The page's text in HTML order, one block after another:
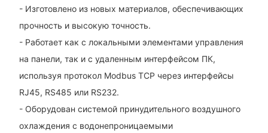
- Изготовлено из новых материалов, обеспечивающих
прочность и высокую точность.
- Работает как с локальными элементами управления
на панели, так и с удаленным интерфейсом ПК,
используя протокол Modbus TCP через интерфейсы
RJ45, RS485 или RS232.
- Оборудован системой принудительного воздушного
охлаждения с водонепроницаемыми